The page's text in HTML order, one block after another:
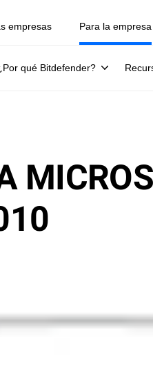
empresas Para la empresa
qué Bitdefender?